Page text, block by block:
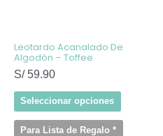
Leotardo Acanalado De
Algodón – Toffee
S/59.90
Seleccionar opciones
elegir
en
producto
Para Lista de Regalo *